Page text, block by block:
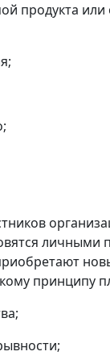
продукта
принципу